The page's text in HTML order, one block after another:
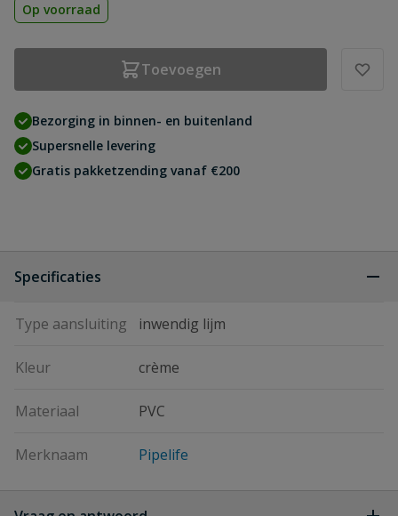
Op voorraad
Toevoegen
Bezorging in binnen- en buitenland
Supersnelle levering
Gratis pakketzending vanaf €200
Specificaties
Type aansluiting inwendig lijm
Kleur crème
Materiaal PVC
Merknaam Pipelife